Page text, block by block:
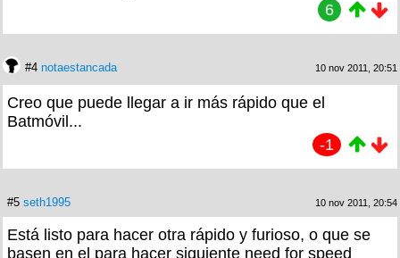
6
#4 notaestancada 10 nov 2011, 20:51
Creo que puede llegar a ir más rápido que el
Batmóvil...
-1
#5 seth1995 10 nov 2011, 20:54
Está listo para hacer otra rápido y furioso, o que se
basen en el para hacer siguiente need for speed